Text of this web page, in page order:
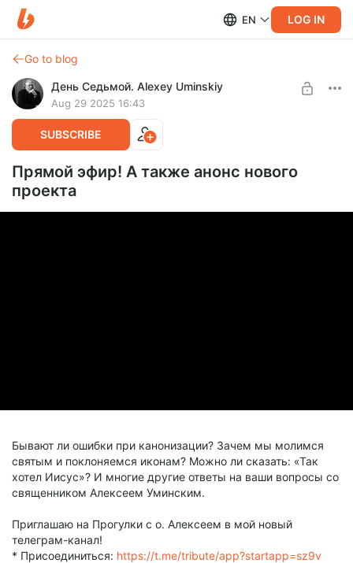
EN LOG IN
Go to blog
День Седьмой. Alexey Uminskiy
Aug 29 2025 16:43
SUBSCRIBE
Прямой эфир! А также анонс нового
проекта
Бывают ли ошибки при канонизации? Зачем мы молимся
святым и поклоняемся иконам? Можно ли сказать: «Так
хотел Иисус»? И многие другие ответы на ваши вопросы со
священником Алексеем Уминским.
Приглашаю на Прогулки с о. Алексеем в мой новый
телеграм-канал!
* Присоединиться: https://t.me/tribute/app?startapp=sz9v